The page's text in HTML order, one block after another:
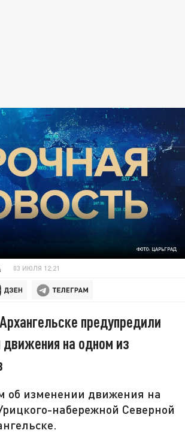
ФОТО: ЦАРЬГРАД
03 ИЮЛЯ 12:21
предупредили
движения на одном из
об изменении движения на
набережной Северной